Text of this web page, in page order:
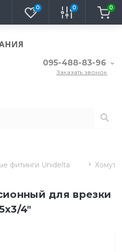
0 0 0
095-488-83-96
Заказать звонок
фитинги Unidelta Хомут
для врезки
4"